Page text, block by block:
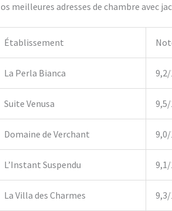
meilleures adresses de chambre avec
Établissement
La Perla Bianca
Suite Venusa
Domaine de Verchant
L’Instant Suspendu
La Villa des Charmes